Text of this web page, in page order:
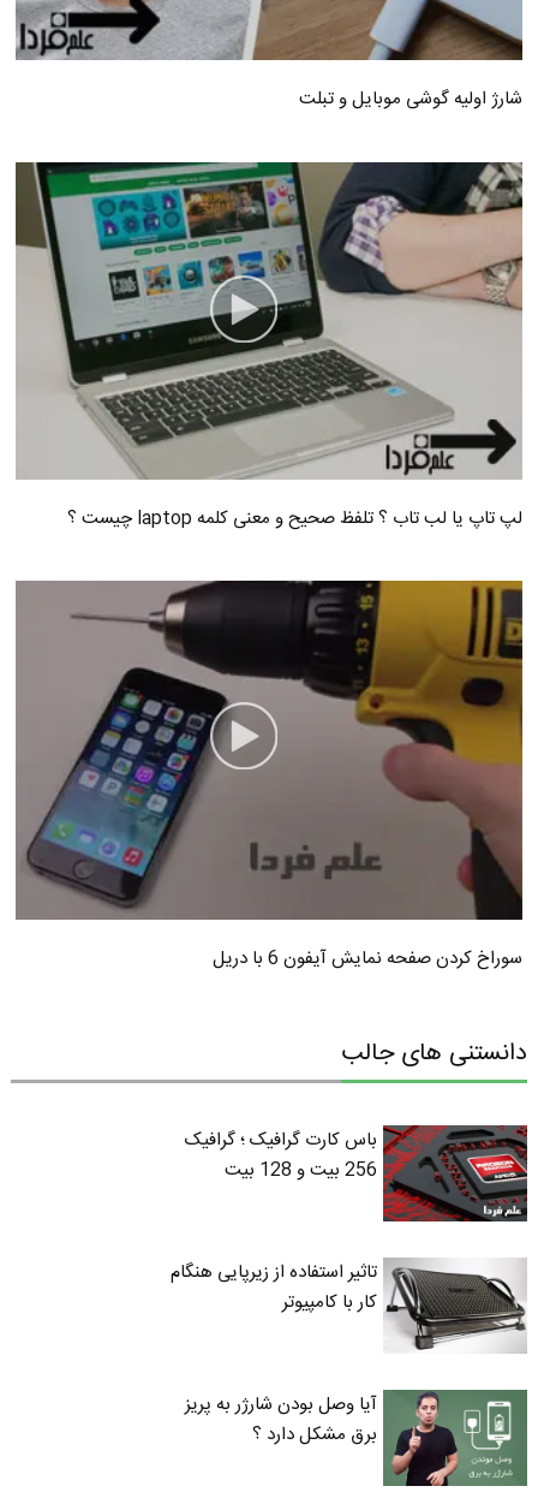
شارژ اولیه گوشی موبایل و تبلت
لپ تاپ یا لب تاب ؟ تلفظ صحیح و معنی کلمه laptop چیست ؟
سوراخ کردن صفحه نمایش آیفون 6 با دریل
دانستنی های جالب
باس کارت گرافیک ؛ گرافیک
256 بیت و 128 بیت
تاثیر استفاده از زیرپایی هنگام
کار با کامپیوتر
آیا وصل بودن شارژر به پریز
برق مشکل دارد ؟